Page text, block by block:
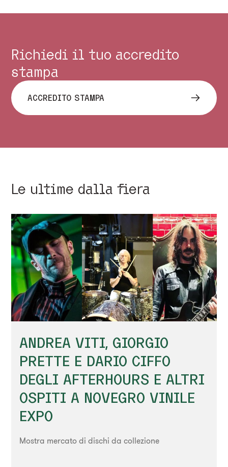
Richiedi il tuo accredito
stampa
ACCREDITO STAMPA
Le ultime dalla fiera
ANDREA VITI, GIORGIO
PRETTE E DARIO CIFFO
DEGLI AFTERHOURS E ALTRI
OSPITI A NOVEGRO VINILE
EXPO
Mostra mercato di dischi da collezione